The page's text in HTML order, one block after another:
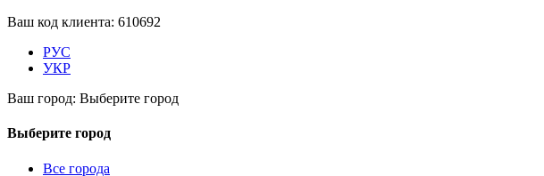
Ваш код клиента: 610692
РУС
УКР
Ваш город: Выберите город
Выберите город
Все города